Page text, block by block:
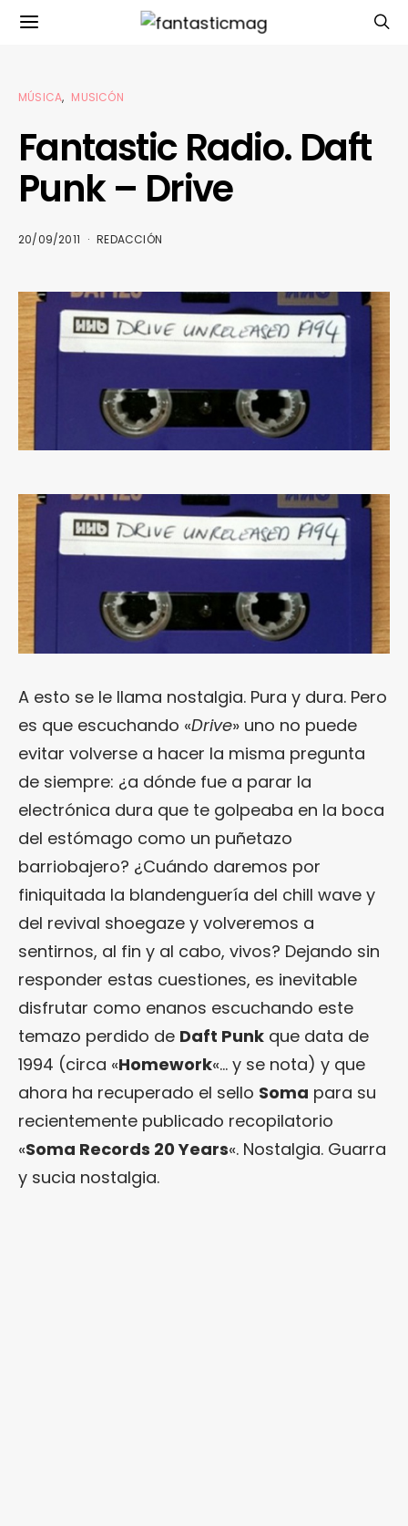
MÚSICA MUSICÓN
Fantastic Radio. Daft
Punk – Drive
20/09/2011 REDACCIÓN
A esto se le llama nostalgia. Pura y dura. Pero
es que escuchando «Drive» uno no puede
evitar volverse a hacer la misma pregunta
de siempre: ¿a dónde fue a parar la
electrónica dura que te golpeaba en la boca
del estómago como un puñetazo
barriobajero? ¿Cuándo daremos por
finiquitada la blandenguería del chill wave y
del revival shoegaze y volveremos a
sentirnos, al fin y al cabo, vivos? Dejando sin
responder estas cuestiones, es inevitable
disfrutar como enanos escuchando este
temazo perdido de Daft Punk que data de
1994 (circa «Homework«… y se nota) y que
ahora ha recuperado el sello Soma para su
recientemente publicado recopilatorio
«Soma Records 20 Years«. Nostalgia. Guarra
y sucia nostalgia.